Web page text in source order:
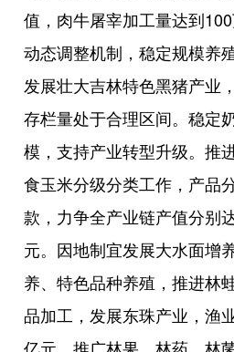
值，肉牛屠宰加工量达到
动态调整机制，稳定规模养
发展壮大吉林特色黑猪产业
存栏量处于合理区间。稳定
模，支持产业转型升级。推
食玉米分级分类工作，产品
款，力争全产业链产值分别
元。因地制宜发展大水面增
养、特色品种养殖，推进林
品加工，发展东珠产业，渔
亿元。推广林果、林药、林